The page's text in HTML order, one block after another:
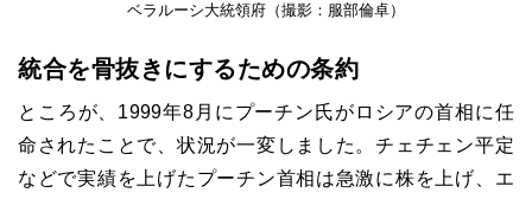
ベラルーシ大統領府（撮影：服部倫卓）
統合を骨抜きにするための条約
ところが、1999年8月にプーチン氏がロシアの首相に任
命されたことで、状況が一変しました。チェチェン平定
などで実績を上げたプーチン首相は急激に株を上げ、エ